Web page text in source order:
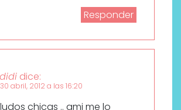
Responder
didi dice:
30 abril, 2012 a las 16:20
chicas .. ami me lo